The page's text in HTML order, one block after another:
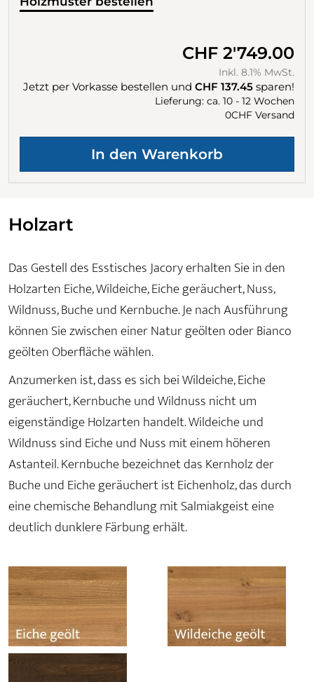
CHF 2'749.00
Inkl. 8.1% MwSt.
Jetzt per Vorkasse bestellen und CHF 137.45 sparen!
Lieferung: ca. 10 - 12 Wochen
0CHF Versand
Holzart
Das Gestell des Esstisches Jacory erhalten Sie in den
Holzarten Eiche, Wildeiche, Eiche geräuchert, Nuss,
Wildnuss, Buche und Kernbuche. Je nach Ausführung
können Sie zwischen einer Natur geölten oder Bianco
geölten Oberfläche wählen.
Anzumerken ist, dass es sich bei Wildeiche, Eiche
geräuchert, Kernbuche und Wildnuss nicht um
eigenständige Holzarten handelt. Wildeiche und
Wildnuss sind Eiche und Nuss mit einem höheren
Astanteil. Kernbuche bezeichnet das Kernholz der
Buche und Eiche geräuchert ist Eichenholz, das durch
eine chemische Behandlung mit Salmiakgeist eine
deutlich dunklere Färbung erhält.